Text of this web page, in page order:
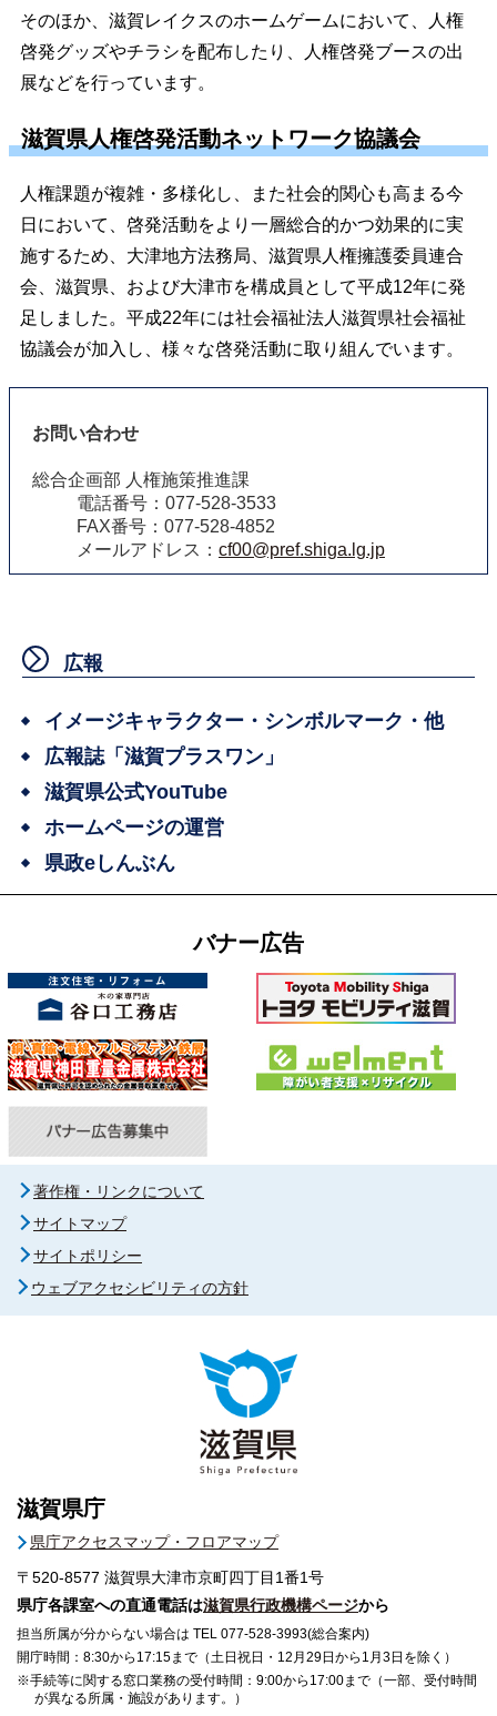
そのほか、滋賀レイクスのホームゲームにおいて、人権
啓発グッズやチラシを配布したり、人権啓発ブースの出
展などを行っています。
滋賀県人権啓発活動ネットワーク協議会
人権課題が複雑・多様化し、また社会的関心も高まる今
日において、啓発活動をより一層総合的かつ効果的に実
施するため、大津地方法務局、滋賀県人権擁護委員連合
会、滋賀県、および大津市を構成員として平成12年に発
足しました。平成22年には社会福祉法人滋賀県社会福祉
協議会が加入し、様々な啓発活動に取り組んでいます。
お問い合わせ
総合企画部 人権施策推進課
電話番号：077-528-3533
FAX番号：077-528-4852
メールアドレス： cf00@pref.shiga.lg.jp
広報
イメージキャラクター・シンボルマーク・他
広報誌「滋賀プラスワン」
滋賀県公式YouTube
ホームページの運営
県政eしんぶん
バナー広告
著作権・リンクについて
サイトマップ
サイトポリシー
ウェブアクセシビリティの方針
滋賀県庁
県庁アクセスマップ・フロアマップ
〒520-8577 滋賀県大津市京町四丁目1番1号
県庁各課室への直通電話は滋賀県行政機構ページから
担当所属が分からない場合は TEL 077-528-3993(総合案内)
開庁時間：8:30から17:15まで（土日祝日・12月29日から1月3日を除く）
※手続等に関する窓口業務の受付時間：9:00から17:00まで（一部、受付時間
が異なる所属・施設があります。）